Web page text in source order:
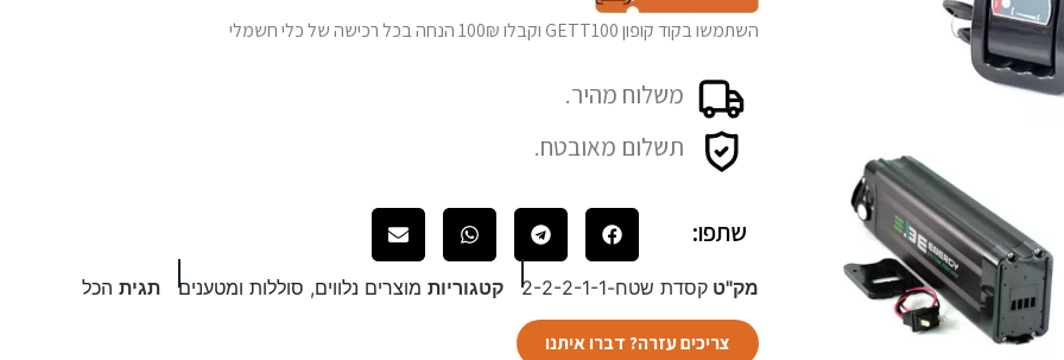
השתמשו בקוד קופון GETT100 וקבלו 100₪ הנחה בכל רכישה של כלי חשמלי
משלוח מהיר.
תשלום מאובטח.
שתפו:
מק"טקסדת שטח-2-2-2-1-1 קטגוריות מוצרים נלווים, סוללות ומטענים תגית הכל
צריכים עזרה? דברו איתנו